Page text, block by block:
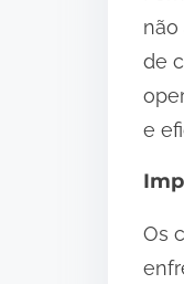
não
de
e
Os